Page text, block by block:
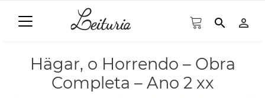
search person_outline
Hägar, o Horrendo – Obra
Completa – Ano 2 xx